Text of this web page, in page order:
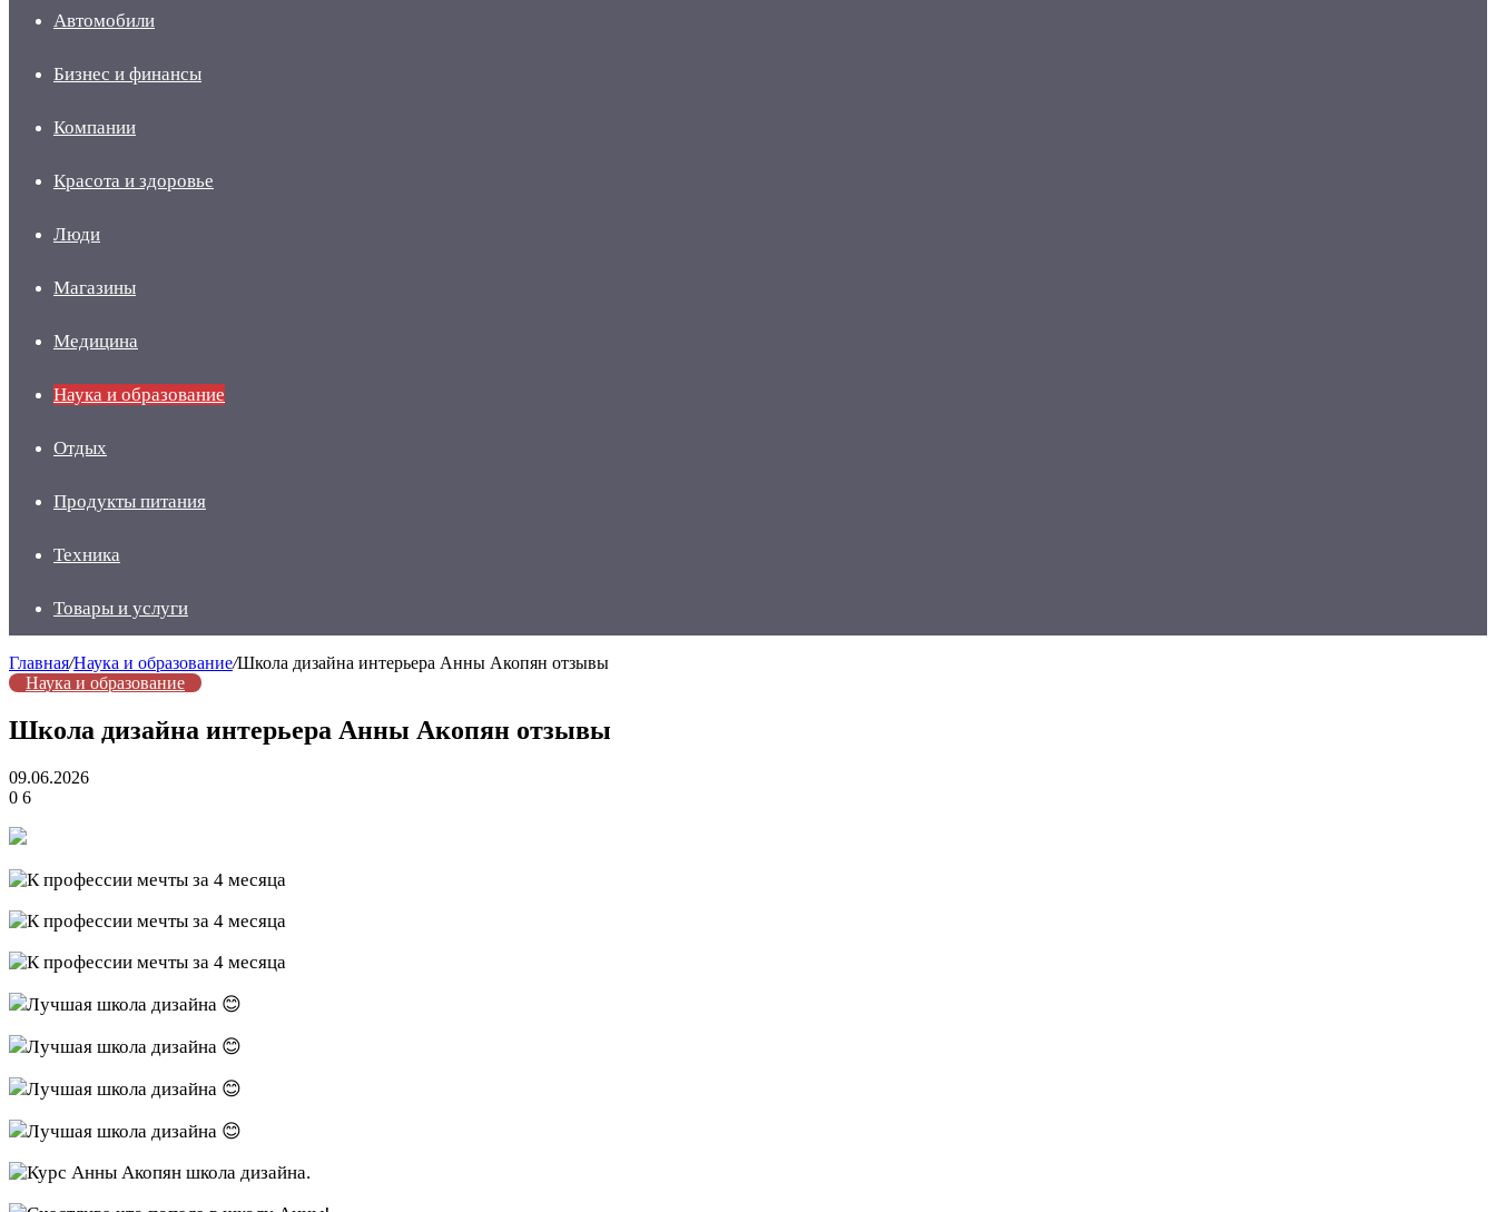
Автомобили
Бизнес и финансы
Компании
Красота и здоровье
Люди
Магазины
Медицина
Наука и образование
Отдых
Продукты питания
Техника
Товары и услуги
Главная/Наука и образование/Школа дизайна интерьера Анны Акопян отзывы
Наука и образование
Школа дизайна интерьера Анны Акопян отзывы
09.06.2026
0 6